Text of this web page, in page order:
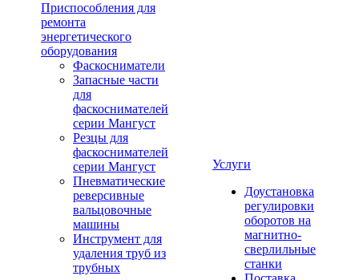
Приспособления для
ремонта
энергетического
оборудования
Фаскосниматели
Запасные части
для
фаскоснимателей
серии Мангуст
Резцы для
фаскоснимателей
серии Мангуст
Пневматические
реверсивные
вальцовочные
машины
Инструмент для
удаления труб из
трубных
Услуги
Доустановка
регулировки
оборотов на
магнитно-
сверлильные
станки